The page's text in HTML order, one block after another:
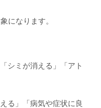
になります。
シミが消える」「アト
る」「病気や症状に良